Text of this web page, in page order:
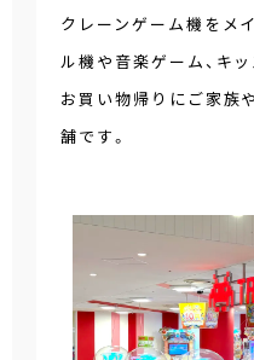
クレーンゲーム機をメ
ル機や音楽ゲーム、キ
お買い物帰りにご家族
舗です。